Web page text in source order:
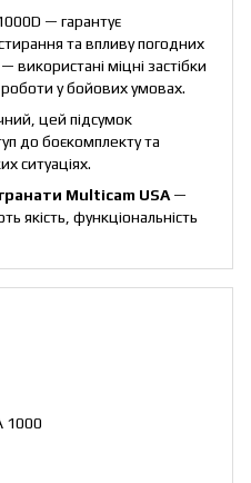
— гарантує
та впливу погодних
використані міцні застібки
роботи у бойових умовах.
цей підсумок
до боєкомплекту та
ситуаціях.
Multicam USA—
якість, функціональність
1000